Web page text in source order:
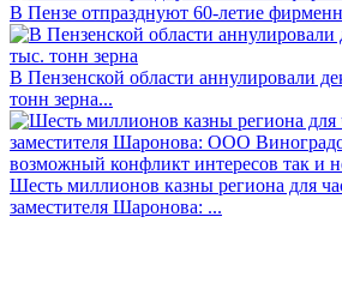
В Пензе отпразднуют 60-летие
В Пензенской области аннулировали
тонн зерна...
Шесть миллионов казны региона для
заместителя Шаронова: ...